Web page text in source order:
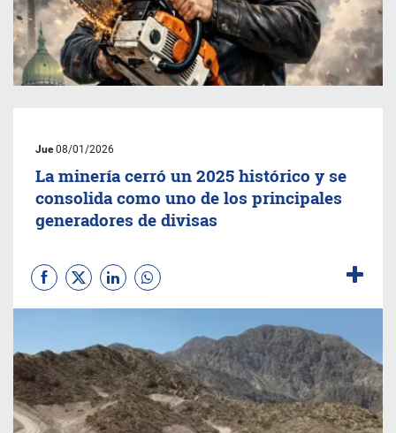
Jue08/01/2026
La minería cerró un 2025 histórico y se
consolida como uno de los principales
generadores de divisas